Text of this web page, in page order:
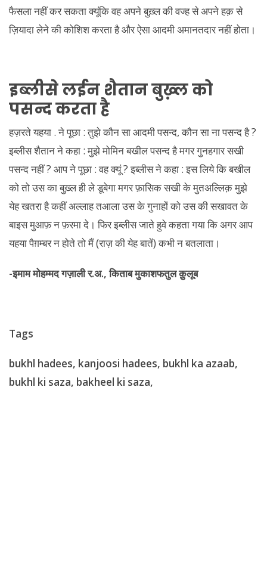
फैसला नहीं कर सकता क्यूंकि वह अपने बुख़्ल की वज्ह से अपने हक़ से
ज़ियादा लेने की कोशिश करता है और ऐसा आदमी अमानतदार नहीं होता।
इब्लीसे लईन शैतान बुख़्ल को
पसन्द करता है
हज़रते यहया . ने पूछा : तुझे कौन सा आदमी पसन्द, कौन सा ना पसन्द है ?
इब्लीस शैतान ने कहा : मुझे मोमिन बखील पसन्द है मगर गुनहगार सखी
पसन्द नहीं ? आप ने पूछा : वह क्यूं ? इब्लीस ने कहा : इस लिये कि बखील
को तो उस का बुख़्ल ही ले डूबेगा मगर फ़ासिक सखी के मुतअल्लिक़ मुझे
येह खतरा है कहीं अल्लाह तआला उस के गुनाहों को उस की सखावत के
बाइस मुआफ़ न फ़रमा दे। फिर इब्लीस जाते हुवे कहता गया कि अगर आप
यहया पैग़म्बर न होते तो मैं (राज़ की येह बातें) कभी न बतलाता।
-इमाम मोहम्मद गज़ाली र.अ., किताब मुकाशफतुल क़ुलूब
Tags
bukhl hadees, kanjoosi hadees, bukhl ka azaab,
bukhl ki saza, bakheel ki saza,